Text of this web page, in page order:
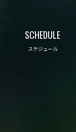
SCHEDULE
スケジュール